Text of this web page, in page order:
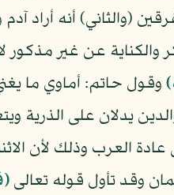
(والثاني) أنه أراد
والكناية عن غير
وقول حاتم: أماوي ما
يدلان على
العرب وذلك لأن
وقد تأول قوله تعالى